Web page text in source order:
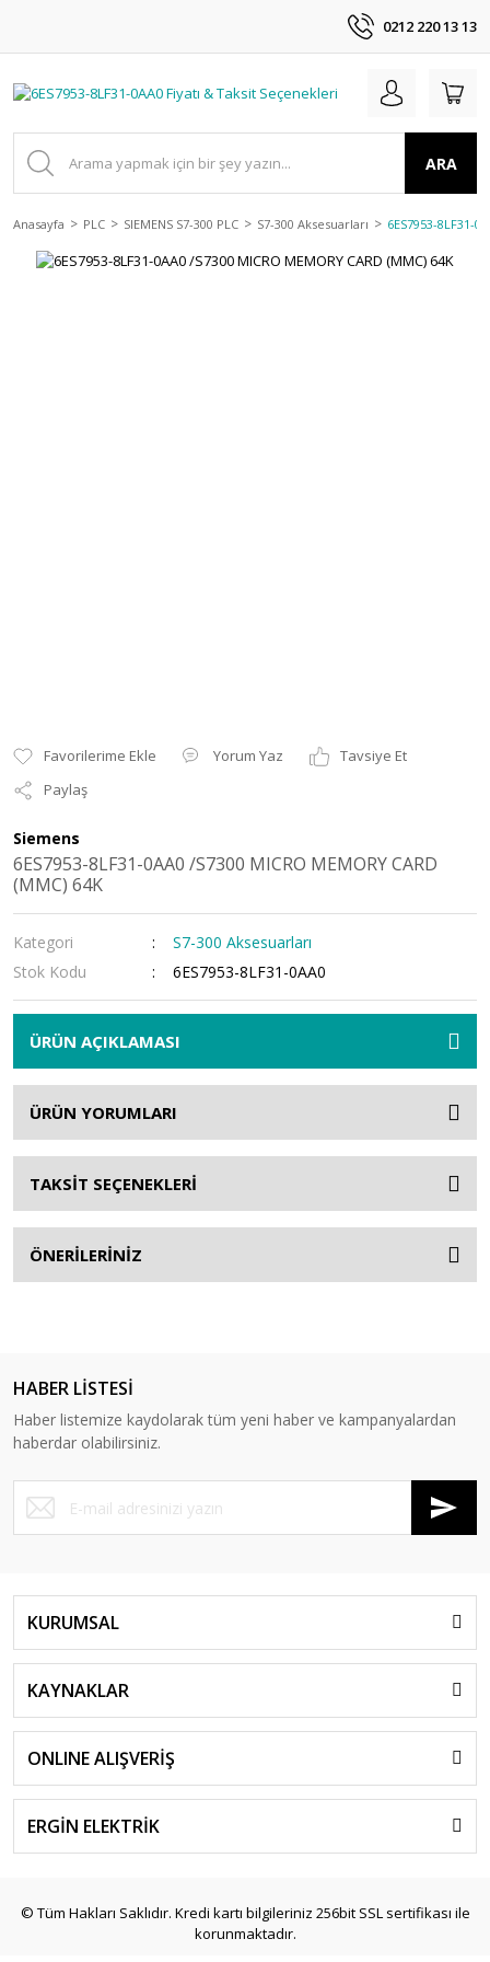
0212 220 13 13
ARA
Anasayfa PLC SIEMENS S7-300 PLC S7-300 Aksesuarları 6ES7953-8LF31-
Yorum Yaz
Tavsiye Et
Paylaş
Siemens
6ES7953-8LF31-0AA0 /S7300 MICRO MEMORY CARD
(MMC) 64K
Kategori
S7-300 Aksesuarları
Stok Kodu
6ES7953-8LF31-0AA0
ÜRÜN AÇIKLAMASI
ÜRÜN YORUMLARI
TAKSİT SEÇENEKLERİ
ÖNERİLERİNİZ
HABER LİSTESİ
Haber listemize kaydolarak tüm yeni haber ve kampanyalardan
haberdar olabilirsiniz.
KURUMSAL
KAYNAKLAR
ONLINE ALIŞVERİŞ
ERGİN ELEKTRİK
© Tüm Hakları Saklıdır. Kredi kartı bilgileriniz 256bit SSL sertifikası ile
korunmaktadır.